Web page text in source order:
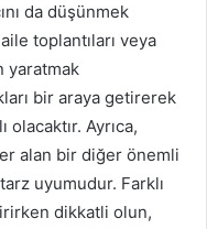
da düşünmek
toplantıları veya
yaratmak
bir araya getirerek
olacaktır. Ayrıca,
alan bir diğer önemli
uyumudur. Farklı
dikkatli olun,